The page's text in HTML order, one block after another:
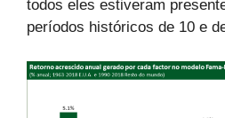
todos eles estiveram
períodos históricos de 10 e